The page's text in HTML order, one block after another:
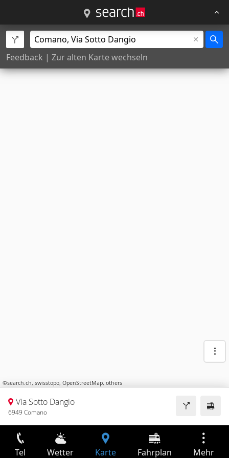
Feedback | Zur alten Karte wechseln
©search.ch, swisstopo, OpenStreetMap, others
Via Sotto Dangio
6949 Comano
Tel Wetter Karte Fahrplan Mehr